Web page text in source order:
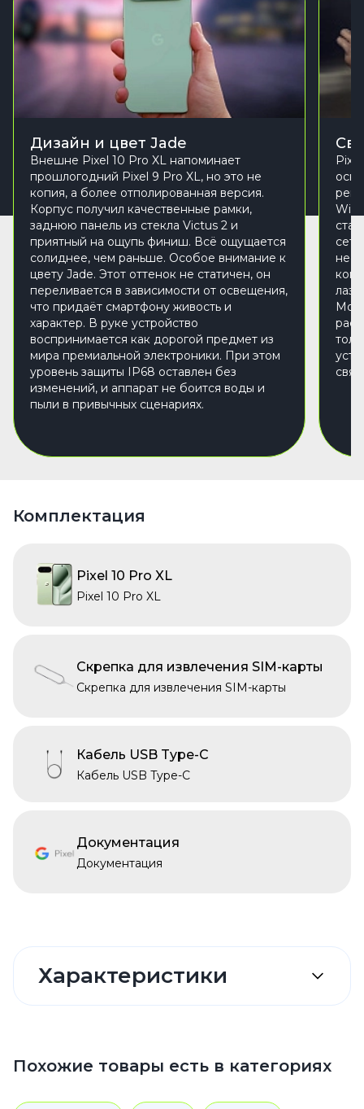
Дизайн и цвет Jade
Внешне Pixel 10 Pro XL напоминает
прошлогодний Pixel 9 Pro XL, но это не
копия, а более отполированная версия.
Корпус получил качественные рамки,
заднюю панель из стекла Victus 2 и
приятный на ощупь финиш. Всё ощущается
солиднее, чем раньше. Особое внимание к
цвету Jade. Этот оттенок не статичен, он
переливается в зависимости от освещения,
что придаёт смартфону живость и
характер. В руке устройство
воспринимается как дорогой предмет из
мира премиальной электроники. При этом
уровень защиты IP68 оставлен без
изменений, и аппарат не боится воды и
пыли в привычных сценариях.
Wi-
Комплектация
Pixel 10 Pro XL
Pixel 10 Pro XL
Скрепка для извлечения SIM-карты
Скрепка для извлечения SIM-карты
Кабель USB Type-C
Кабель USB Type-C
Документация
Документация
Характеристики
Похожие товары есть в категориях